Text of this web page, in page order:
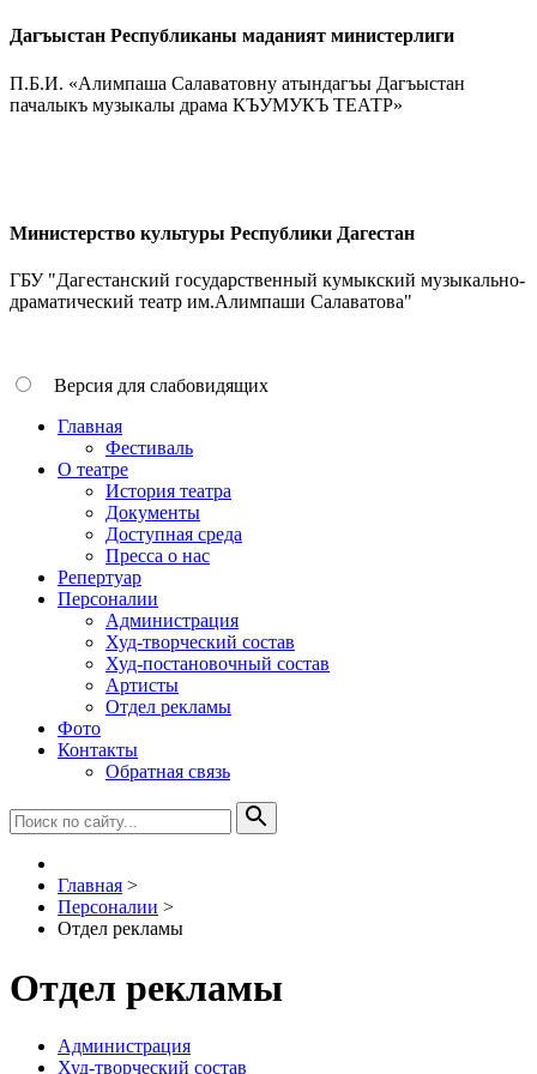
Дагъыстан Республиканы маданият министерлиги
П.Б.И. «Алимпаша Салаватовну атындагъы Дагъыстан
пачалыкъ музыкалы драма КЪУМУКЪ ТЕАТР»
Министерство культуры Республики Дагестан
ГБУ "Дагестанский государственный кумыкский музыкально-
драматический театр им.Алимпаши Салаватова"
Версия для слабовидящих
Главная
Фестиваль
О театре
История театра
Документы
Доступная среда
Пресса о нас
Репертуар
Персоналии
Администрация
Худ-творческий состав
Худ-постановочный состав
Артисты
Отдел рекламы
Фото
Контакты
Обратная связь
Главная >
Персоналии >
Отдел рекламы
Отдел рекламы
Администрация
Худ-творческий состав